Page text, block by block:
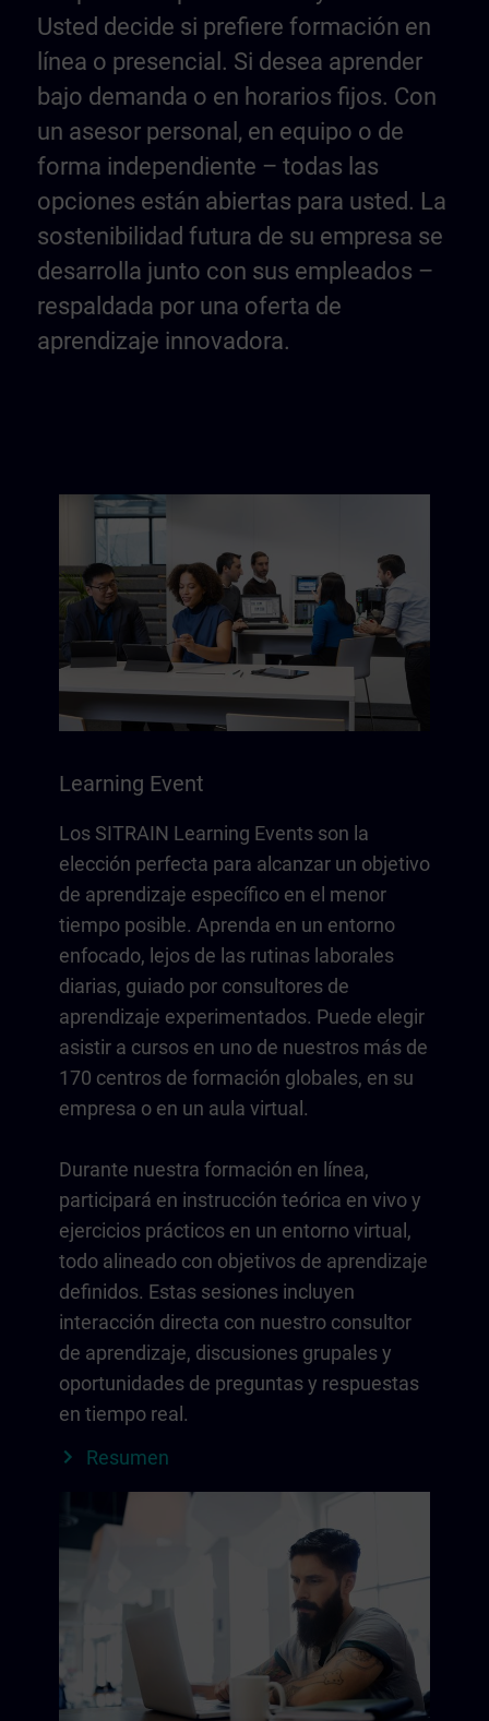
Usted decide si prefiere formación en
línea o presencial. Si desea aprender
bajo demanda o en horarios fijos. Con
un asesor personal, en equipo o de
forma independiente – todas las
opciones están abiertas para usted. La
sostenibilidad futura de su empresa se
desarrolla junto con sus empleados –
respaldada por una oferta de
aprendizaje innovadora.
Learning Event
Los SITRAIN Learning Events son la
elección perfecta para alcanzar un objetivo
de aprendizaje específico en el menor
tiempo posible. Aprenda en un entorno
enfocado, lejos de las rutinas laborales
diarias, guiado por consultores de
aprendizaje experimentados. Puede elegir
asistir a cursos en uno de nuestros más de
170 centros de formación globales, en su
empresa o en un aula virtual.
Durante nuestra formación en línea,
participará en instrucción teórica en vivo y
ejercicios prácticos en un entorno virtual,
todo alineado con objetivos de aprendizaje
definidos. Estas sesiones incluyen
interacción directa con nuestro consultor
de aprendizaje, discusiones grupales y
oportunidades de preguntas y respuestas
en tiempo real.
Resumen